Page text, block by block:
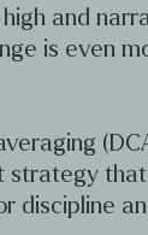
and
is even
strategy
discipline